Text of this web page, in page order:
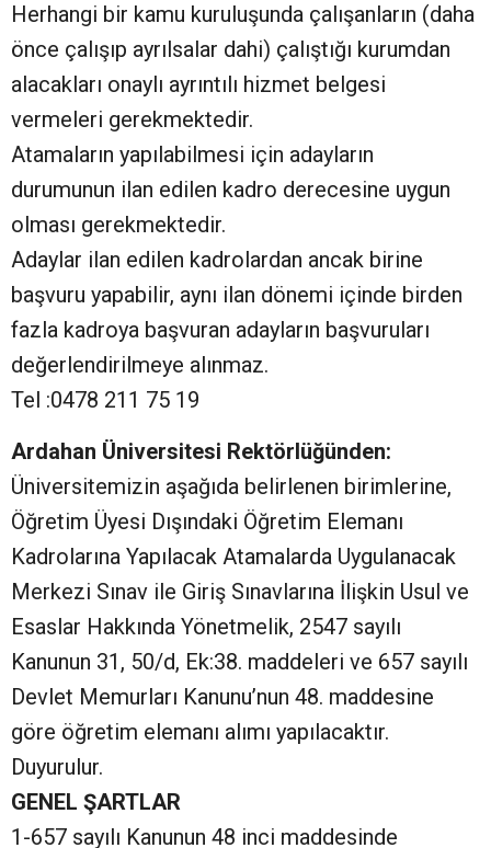
Herhangi bir kamu kuruluşunda çalışanların (daha
önce çalışıp ayrılsalar dahi) çalıştığı kurumdan
alacakları onaylı ayrıntılı hizmet belgesi
vermeleri gerekmektedir.
Atamaların yapılabilmesi için adayların
durumunun ilan edilen kadro derecesine uygun
olması gerekmektedir.
Adaylar ilan edilen kadrolardan ancak birine
başvuru yapabilir, aynı ilan dönemi içinde birden
fazla kadroya başvuran adayların başvuruları
değerlendirilmeye alınmaz.
Tel :0478 211 75 19
Ardahan Üniversitesi Rektörlüğünden:
Üniversitemizin aşağıda belirlenen birimlerine,
Öğretim Üyesi Dışındaki Öğretim Elemanı
Kadrolarına Yapılacak Atamalarda Uygulanacak
Merkezi Sınav ile Giriş Sınavlarına İlişkin Usul ve
Esaslar Hakkında Yönetmelik, 2547 sayılı
Kanunun 31, 50/d, Ek:38. maddeleri ve 657 sayılı
Devlet Memurları Kanunu’nun 48. maddesine
göre öğretim elemanı alımı yapılacaktır.
Duyurulur.
GENEL ŞARTLAR
1-657 sayılı Kanunun 48 inci maddesinde